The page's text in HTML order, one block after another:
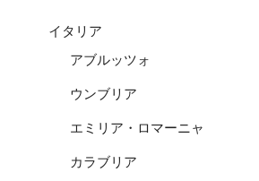
イタリア
アブルッツォ
ウンブリア
エミリア・ロマーニャ
カラブリア